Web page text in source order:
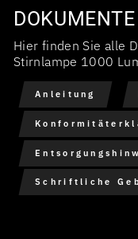
DOKUMENTE
Hier finden Sie alle
Stirnlampe 1000
Anleitung
Schriftliche